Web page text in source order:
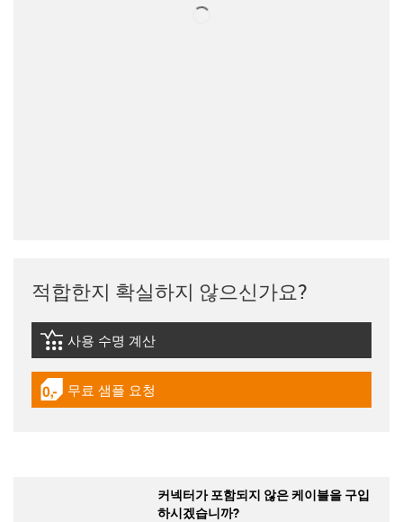
적합한지 확실하지 않으신가요?
igus-icon-lebensdauerrechner
사용 수명 계산
igus-icon-gratismuster
무료 샘플 요청
커넥터가 포함되지 않은 케이블을 구입
하시겠습니까?